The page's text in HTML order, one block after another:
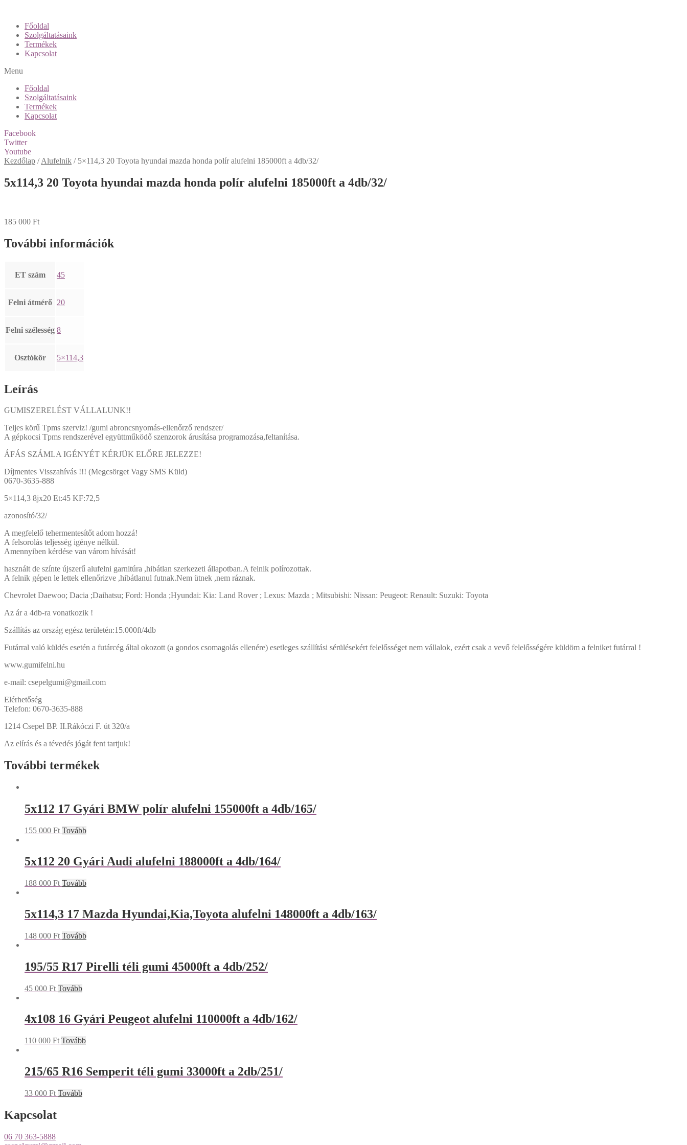
Főoldal
Szolgáltatásaink
Termékek
Kapcsolat
Menu
Főoldal
Szolgáltatásaink
Termékek
Kapcsolat
Facebook
Twitter
Youtube
Kezdőlap /Alufelnik / 5×114,3 20 Toyota hyundai mazda honda polír alufelni 185000ft a 4db/32/
5x114,3 20 Toyota hyundai mazda honda polír alufelni 185000ft a 4db/32/
185 000 Ft
További információk
ET szám 45
Felni átmérő 20
Felni szélesség 8
Osztókör 5×114,3
Leírás
GUMISZERELÉST VÁLLALUNK!!
Teljes körű Tpms szerviz! /gumi abroncsnyomás-ellenőrző rendszer/
A gépkocsi Tpms rendszerével együttműködő szenzorok árusítása programozása,feltanítása.
ÁFÁS SZÁMLA IGÉNYÉT KÉRJÜK ELŐRE JELEZZE!
Díjmentes Visszahívás !!! (Megcsörget Vagy SMS Küld)
0670-3635-888
5×114,3 8jx20 Et:45 KF:72,5
azonosító/32/
A megfelelő tehermentesítőt adom hozzá!
A felsorolás teljesség igénye nélkül.
Amennyiben kérdése van várom hívását!
használt de színte újszerű alufelni garnitúra ,hibátlan szerkezeti állapotban.A felnik polírozottak.
A felnik gépen le lettek ellenőrizve ,hibátlanul futnak.Nem ütnek ,nem ráznak.
Chevrolet Daewoo; Dacia ;Daihatsu; Ford: Honda ;Hyundai: Kia: Land Rover ; Lexus: Mazda ; Mitsubishi: Nissan: Peugeot: Renault: Suzuki: Toyota
Az ár a 4db-ra vonatkozik !
Szállítás az ország egész területén:15.000ft/4db
Futárral való küldés esetén a futárcég által okozott (a gondos csomagolás ellenére) esetleges szállítási sérülésekért felelősséget nem vállalok, ezért csak a vevő felelősségére küldöm a felniket futárral !
www.gumifelni.hu
e-mail: csepelgumi@gmail.com
Elérhetőség
Telefon: 0670-3635-888
1214 Csepel BP. II.Rákóczi F. út 320/a
Az elírás és a tévedés jógát fent tartjuk!
További termékek
5x112 17 Gyári BMW polír alufelni 155000ft a 4db/165/
155 000 Ft Tovább
5x112 20 Gyári Audi alufelni 188000ft a 4db/164/
188 000 Ft Tovább
5x114,3 17 Mazda Hyundai,Kia,Toyota alufelni 148000ft a 4db/163/
148 000 Ft Tovább
195/55 R17 Pirelli téli gumi 45000ft a 4db/252/
45 000 Ft Tovább
4x108 16 Gyári Peugeot alufelni 110000ft a 4db/162/
110 000 Ft Tovább
215/65 R16 Semperit téli gumi 33000ft a 2db/251/
33 000 Ft Tovább
Kapcsolat
06 70 363-5888